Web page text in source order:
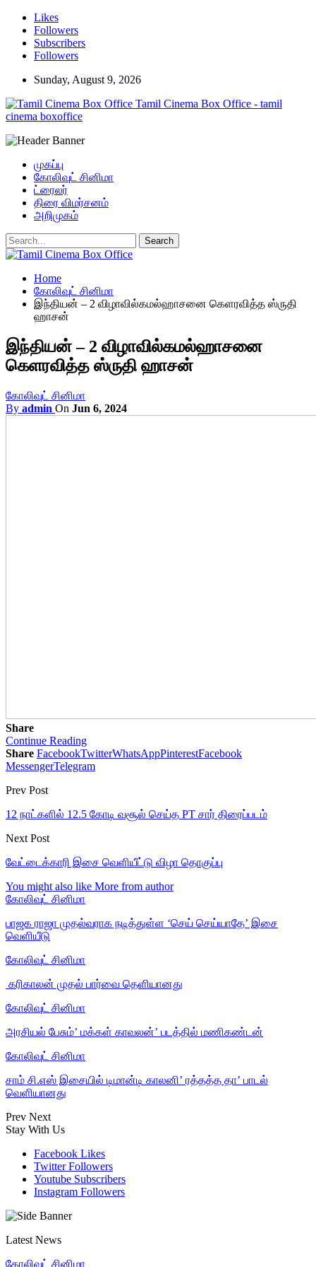
Likes
Followers
Subscribers
Followers
Sunday, August 9, 2026
Tamil Cinema Box Office - tamil
cinema boxoffice
முகப்பு
கோலிவுட் சினிமா
ட்ரைலர்
திரை விமர்சனம்
அறிமுகம்
Home
கோலிவுட் சினிமா
இந்தியன் – 2 விழாவில்கமல்ஹாசனை கெளரவித்த ஸ்ருதி
ஹாசன்
இந்தியன் – 2 விழாவில்கமல்ஹாசனை
கெளரவித்த ஸ்ருதி ஹாசன்
கோலிவுட் சினிமா
By admin On Jun 6, 2024
Share
Continue Reading
Share FacebookTwitterWhatsAppPinterestFacebook
MessengerTelegram
Prev Post
12 நாட்களில் 12.5 கோடி வசூல் செய்த PT சார் திரைப்படம்
Next Post
வேட்டைக்காரி இசை வெளியீட்டு விழா தொகுப்பு
You might also like More from author
கோலிவுட் சினிமா
பாஜக ராஜா முதல்வராக நடித்துள்ள ‘செய் செய்யாதே’ இசை
வெளியீடு
கோலிவுட் சினிமா
‎ கரிகாலன் முதல் பார்வை தெளியானது
கோலிவுட் சினிமா
அரசியல் பேசும்’ மக்கள் காவலன்’ படத்தில் மணிகண்டன்
கோலிவுட் சினிமா
சாம் சி.எஸ் இசையில் டிமான்டி காலனி’ ரத்தத்த தா’ பாடல்
வெளியானது
Prev Next
Stay With Us
Facebook Likes
Twitter Followers
Youtube Subscribers
Instagram Followers
Latest News
கோலிவுட் சினிமா